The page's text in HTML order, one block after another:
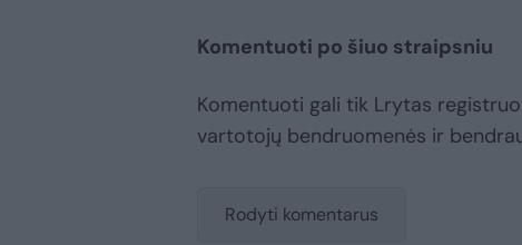
Komentuoti po šiuo straipsniu
Komentuoti gali tik Lrytas
vartotojų bendruomenės ir
Rodyti komentarus